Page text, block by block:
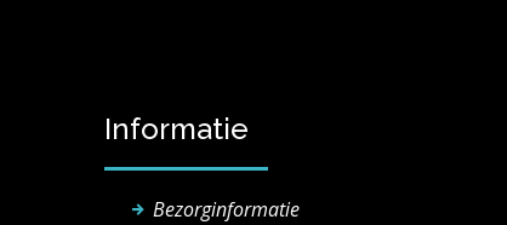
Informatie
Bezorginformatie